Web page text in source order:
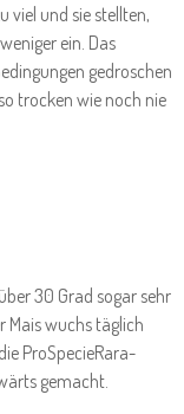
viel und sie stellten,
ein. Das
gedroschen
trocken wie noch nie
30 Grad sogar sehr
Mais wuchs täglich
ProSpecieRara-
gemacht.